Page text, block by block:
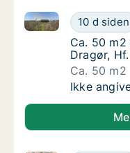
Ca. 50 m2
10 d siden
Ca. 50 m2
Ca. 50
Ca. 50
Dragør,
Ca. 50 m2
Ca. 50
Ikke